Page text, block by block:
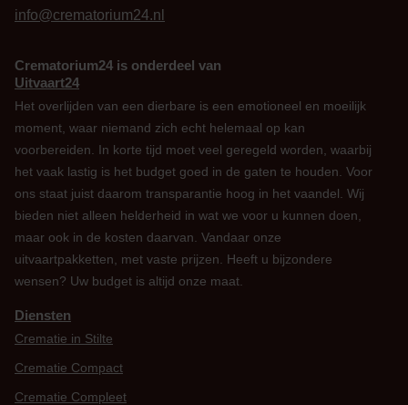
info@crematorium24.nl
Crematorium24 is onderdeel van
Uitvaart24
Het overlijden van een dierbare is een emotioneel en moeilijk
moment, waar niemand zich echt helemaal op kan
voorbereiden. In korte tijd moet veel geregeld worden, waarbij
het vaak lastig is het budget goed in de gaten te houden. Voor
ons staat juist daarom transparantie hoog in het vaandel. Wij
bieden niet alleen helderheid in wat we voor u kunnen doen,
maar ook in de kosten daarvan. Vandaar onze
uitvaartpakketten, met vaste prijzen. Heeft u bijzondere
wensen? Uw budget is altijd onze maat.
Diensten
Crematie in Stilte
Crematie Compact
Crematie Compleet